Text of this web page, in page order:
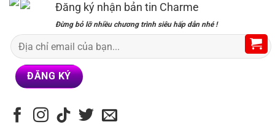
Đăng ký nhận bản tin Charme
Đừng bỏ lỡ nhiều chương trình siêu hấp dẫn nhé !